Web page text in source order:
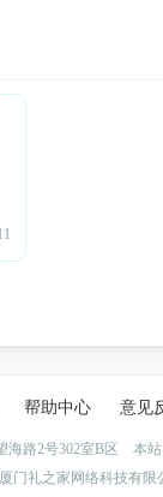
帮助中心 意见
海路2号302室B区 本
厦门礼之家网络科技